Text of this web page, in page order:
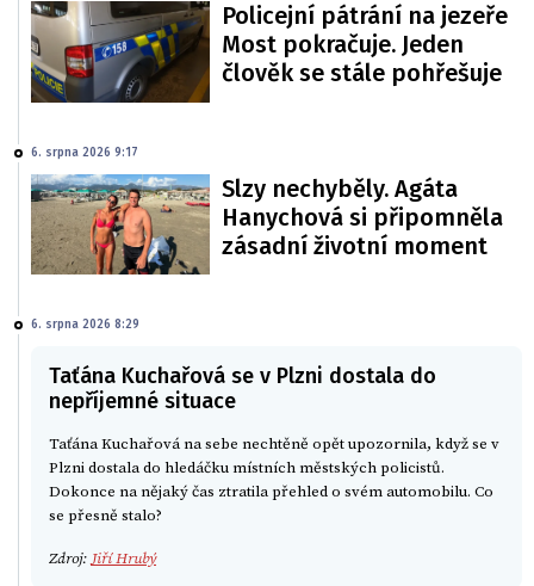
Policejní pátrání na jezeře
Most pokračuje. Jeden
člověk se stále pohřešuje
6. srpna 2026 9:17
Slzy nechyběly. Agáta
Hanychová si připomněla
zásadní životní moment
6. srpna 2026 8:29
Taťána Kuchařová se v Plzni dostala do
nepříjemné situace
Taťána Kuchařová na sebe nechtěně opět upozornila, když se v
Plzni dostala do hledáčku místních městských policistů.
Dokonce na nějaký čas ztratila přehled o svém automobilu. Co
se přesně stalo?
Zdroj: Jiří Hrubý